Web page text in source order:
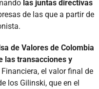
las juntas directivas
de las que a partir de
de Valores de Colombia
las transacciones y
Financiera, el valor final de
los Gilinski, que en el